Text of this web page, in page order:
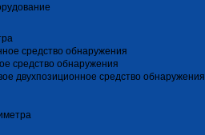
средство обнаружения
средство обнаружения
двухпозиционное средство обнаружения